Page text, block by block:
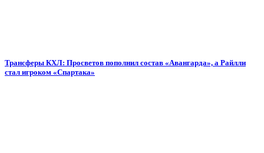
Трансферы КХЛ: Просветов пополнил состав «Авангарда», а Райлли
стал игроком «Спартака»